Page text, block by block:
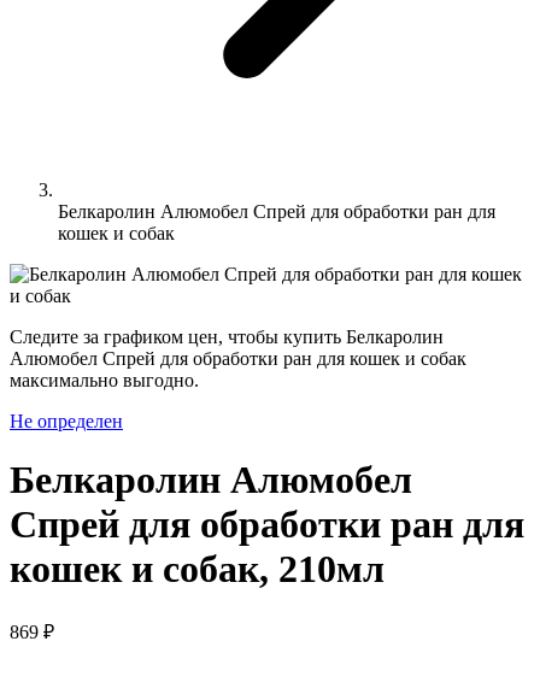
Белкаролин Алюмобел Спрей для обработки ран для
кошек и собак
Следите за графиком цен, чтобы купить Белкаролин
Алюмобел Спрей для обработки ран для кошек и собак
максимально выгодно.
Не определен
Белкаролин Алюмобел
Спрей для обработки ран для
кошек и собак, 210мл
869 ₽